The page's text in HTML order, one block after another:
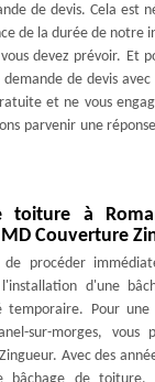
de devis. Cela est
de la durée de notre
devez prévoir. Et
de devis avec
et ne vous
parvenir une
toiture à
Couverture
de procéder
d'une
temporaire. Pour une
sur-morges, vous
Avec des